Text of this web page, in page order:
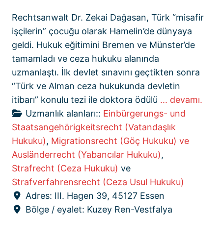
Rechtsanwalt Dr. Zekai Dağasan, Türk “misafir
işçilerin” çocuğu olarak Hamelin’de dünyaya
geldi. Hukuk eğitimini Bremen ve Münster’de
tamamladı ve ceza hukuku alanında
uzmanlaştı. İlk devlet sınavını geçtikten sonra
“Türk ve Alman ceza hukukunda devletin
itibarı” konulu tezi ile doktora ödülü ... devamı.
Uzmanlık alanları:: Einbürgerungs- und
Staatsangehörigkeitsrecht (Vatandaşlık
Hukuku), Migrationsrecht (Göç Hukuku) ve
Ausländerrecht (Yabancılar Hukuku),
Strafrecht (Ceza Hukuku) ve
Strafverfahrensrecht (Ceza Usul Hukuku)
Adres: III. Hagen 39, 45127 Essen
Bölge / eyalet: Kuzey Ren-Vestfalya